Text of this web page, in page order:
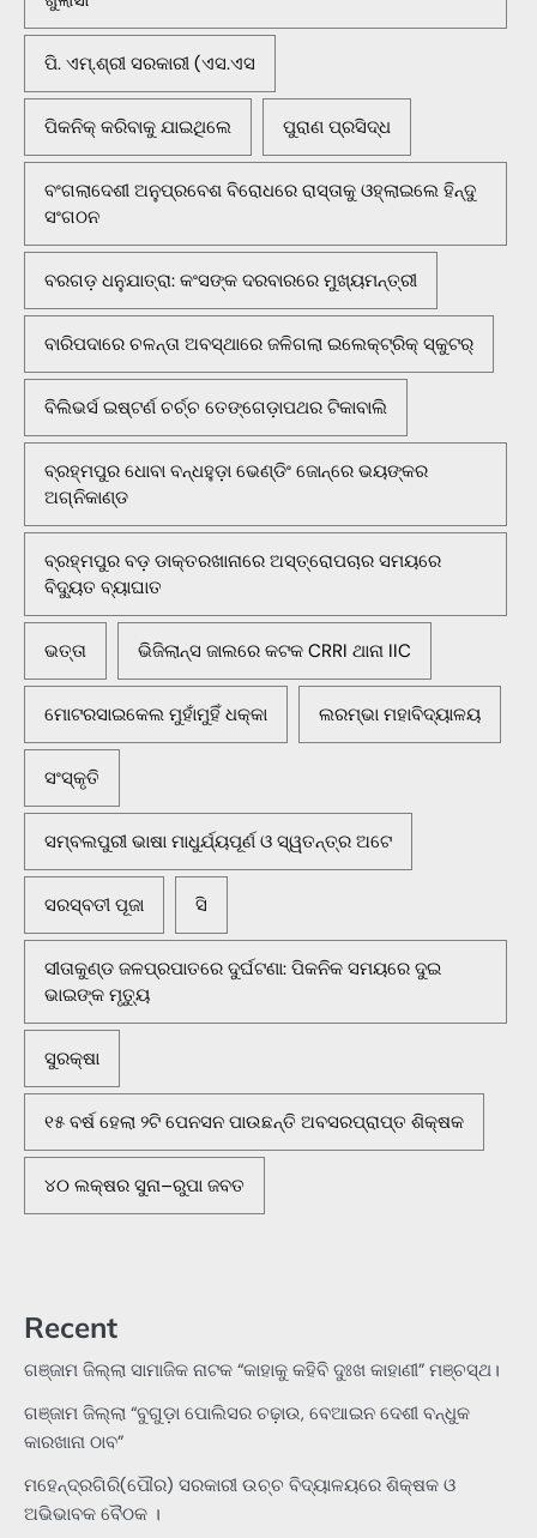
ପି. ଏମ୍.ଶ୍ରୀ ସରକାରୀ (ଏସ.ଏସ
ପିକନିକ୍‌ କରିବାକୁ ଯାଇଥିଲେ ପୁରାଣ ପ୍ରସିଦ୍ଧ
ବଂଗଲାଦେଶୀ ଅନୁପ୍ରବେଶ ବିରୋଧରେ ରାସ୍ତାକୁ ଓହ୍ଲାଇଲେ ହିନ୍ଦୁ
ସଂଗଠନ
ବରଗଡ଼ ଧନୁଯାତ୍ରା: କଂସଙ୍କ ଦରବାରରେ ମୁଖ୍ୟମନ୍ତ୍ରୀ
ବାରିପଦାରେ ଚଳନ୍ତା ଅବସ୍ଥାରେ ଜଳିଗଲା ଇଲେକ୍ଟ୍ରିକ୍ ସ୍କୁଟର୍
ବିଲିଭର୍ସ ଇଷ୍ଟର୍ଣ ଚର୍ଚ୍ଚ ତେଙ୍ଗେଡ଼ାପଥର ଟିକାବାଲି
ବ୍ରହ୍ମପୁର ଧୋବା ବନ୍ଧହୁଡ଼ା ଭେଣ୍ଡିଂ ଜୋନ୍‌ରେ ଭୟଙ୍କର
ଅଗ୍ନିକାଣ୍ଡ
ବ୍ରହ୍ମପୁର ବଡ଼ ଡାକ୍ତରଖାନାରେ ଅସ୍ତ୍ରୋପଚାର ସମୟରେ
ବିଦ୍ୟୁତ ବ୍ୟାଘାତ
ଭତ୍ତା ଭିଜିଲାନ୍ସ ଜାଲରେ କଟକ CRRI ଥାନା IIC
ମୋଟରସାଇକେଲ ମୁହାଁମୁହିଁ ଧକ୍କା ଲରମ୍ଭା ମହାବିଦ୍ୟାଳୟ
ସଂସ୍କୃତି
ସମ୍ବଲପୁରୀ ଭାଷା ମାଧୁର୍ଯ୍ୟପୂର୍ଣ ଓ ସ୍ୱତନ୍ତ୍ର ଅଟେ
ସରସ୍ବତୀ ପୂଜା ସି
ସୀତାକୁଣ୍ଡ ଜଳପ୍ରପାତରେ ଦୁର୍ଘଟଣା: ପିକନିକ ସମୟରେ ଦୁଇ
ଭାଇଙ୍କ ମୃତ୍ୟୁ
ସୁରକ୍ଷା
୧୫ ବର୍ଷ ହେଲା ୨ଟି ପେନସନ ପାଉଛନ୍ତି ଅବସରପ୍ରାପ୍ତ ଶିକ୍ଷକ
୪୦ ଲକ୍ଷର ସୁନା–ରୁପା ଜବତ
Recent
ଗଞ୍ଜାମ ଜିଲ୍ଲା ସାମାଜିକ ନାଟକ “କାହାକୁ କହିବି ଦୁଃଖ କାହାଣୀ” ମଞ୍ଚସ୍ଥ।
ଗଞ୍ଜାମ ଜିଲ୍ଲା “ବୁଗୁଡ଼ା ପୋଲିସର ଚଢ଼ାଉ, ବେଆଇନ ଦେଶୀ ବନ୍ଧୁକ
କାରଖାନା ଠାବ”
ମହେନ୍ଦ୍ରଗିରି(ପୌର) ସରକାରୀ ଉଚ୍ଚ ବିଦ୍ୟାଳୟରେ ଶିକ୍ଷକ ଓ
ଅଭିଭାବକ ବୈଠକ ।